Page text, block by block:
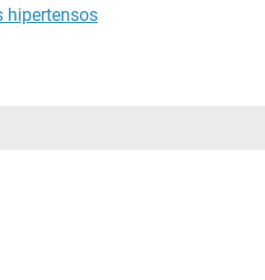
hipertensos